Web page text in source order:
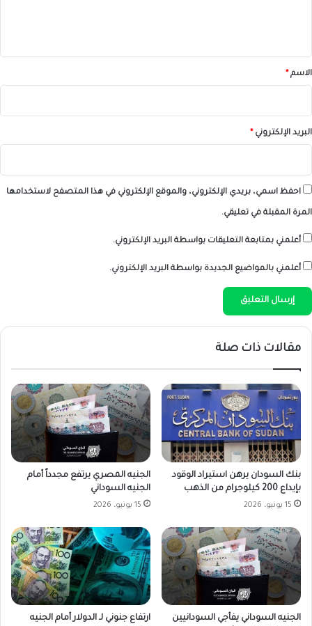
*الاسم *
البريد الإلكتروني *
احفظ اسمي، بريدي الإلكتروني، والموقع الإلكتروني في هذا المتصفح لاستخدامها
المرة المقبلة في تعليقي.
أعلمني بمتابعة التعليقات بواسطة البريد الإلكتروني.
أعلمني بالمواضيع الجديدة بواسطة البريد الإلكتروني.
مقالات ذات صلة
بنك السودان يرهن استيراد الوقود
بإيداع 200 كيلوجرام من الذهب
15 يونيو، 2026
الجنيه المصري يرتفع مجدداً أمام
الجنيه السوداني
15 يونيو، 2026
الجنيه السوداني يفأجي السودانيين
ارتفاع جنوني لـ الدولار أمام الجنيه